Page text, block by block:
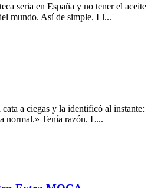
seria en España y no tener el aceite
mundo. Así de simple. Ll...
a ciegas y la identificó al instante:
normal.» Tenía razón. L...